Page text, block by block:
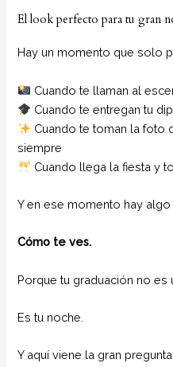
El look perfecto para tu gran
Hay un momento que solo
Cuando te llaman al
Cuando te entregan tu
Cuando te toman la foto
siempre
Cuando llega la fiesta y
Y en ese momento hay
Cómo te ves.
Porque tu graduación no es
Es tu noche.
Y aquí viene la gran